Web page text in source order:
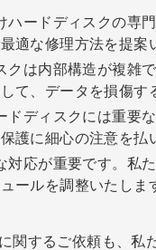
ハードディスクの専
適な修理方法を提案
クは内部構造が複雑
て、データを損傷す
ドディスクには重要
護に細心の注意を払
対応が重要です。私
ールを調整いたしま
関するご依頼も、私